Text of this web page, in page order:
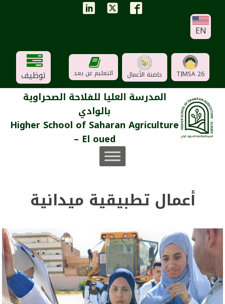
EN
TIMSA 26 حاضنة الأعمال التعليم عن بعد توظيف
المدرسة العليا للفلاحة الصحراوية
بالوادي
Higher School of Saharan Agriculture
– El oued
أعمال تطبيقية ميدانية